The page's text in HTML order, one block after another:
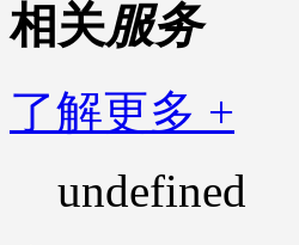
相关服务
了解更多 +
undefined